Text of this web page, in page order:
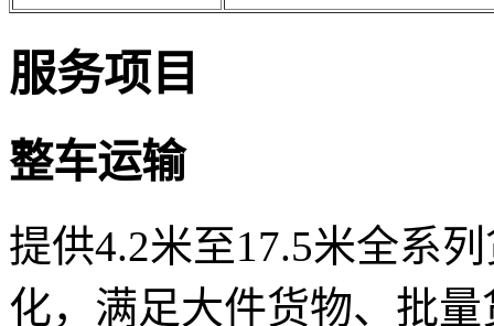
服务项目
整车运输
提供4.2米至17.5米全系
化，满足大件货物、批